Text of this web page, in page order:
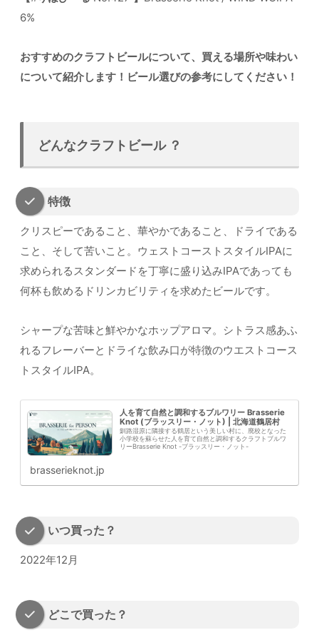
6%
おすすめのクラフトビールについて、買える場所や味わい
について紹介します！ビール選びの参考にしてください！
どんなクラフトビール ？
特徴
クリスピーであること、華やかであること、ドライである
こと、そして苦いこと。ウェストコーストスタイルIPAに
求められるスタンダードを丁寧に盛り込みIPAであっても
何杯も飲めるドリンカビリティを求めたビールです。
シャープな苦味と鮮やかなホップアロマ。シトラス感あふ
れるフレーバーとドライな飲み口が特徴のウエストコース
トスタイルIPA。
人を育て自然と調和するブルワリー Brasserie
Knot (ブラッスリー・ノット) | 北海道鶴居村
釧路湿原に隣接する鶴居という美しい村に、廃校となった
小学校を蘇らせた人を育て自然と調和するクラフトブルワ
リーBrasserie Knot -ブラッスリー・ノット-
brasserieknot.jp
いつ買った？
2022年12月
どこで買った？